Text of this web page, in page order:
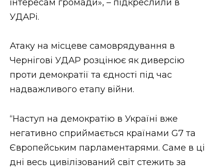
інтересам громади», – підкреслили в
УДАРі.
Атаку на місцеве самоврядування в
Чернігові УДАР розцінює як диверсію
проти демократії та єдності під час
надважливого етапу війни.
“Наступ на демократію в Україні вже
негативно сприймається країнами G7 та
Європейським парламентарями. Саме в ці
дні весь цивілізований світ стежить за